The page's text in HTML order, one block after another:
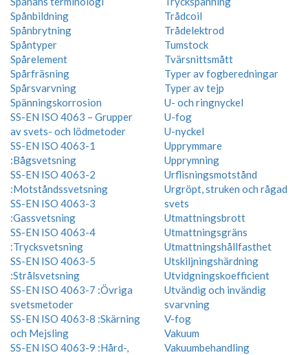
Spånbildning
Spånbrytning
Spåntyper
Spårelement
Spårfräsning
Spårsvarvning
Spänningskorrosion
SS-EN ISO 4063 – Grupper
av svets- och lödmetoder
SS-EN ISO 4063-1
:Bågsvetsning
SS-EN ISO 4063-2
:Motståndssvetsning
SS-EN ISO 4063-3
:Gassvetsning
SS-EN ISO 4063-4
:Trycksvetsning
SS-EN ISO 4063-5
:Strålsvetsning
SS-EN ISO 4063-7 :Övriga
svetsmetoder
SS-EN ISO 4063-8 :Skärning
och Mejsling
SS-EN ISO 4063-9 :Hård-,
Trådcoil
Trådelektrod
Tumstock
Tvärsnittsmått
Typer av fogberedningar
Typer av tejp
U- och ringnyckel
U-fog
U-nyckel
Upprymmare
Upprymning
Urflisningsmotstånd
Urgröpt, struken och rågad
svets
Utmattningsbrott
Utmattningsgräns
Utmattningshållfasthet
Utskiljningshärdning
Utvidgningskoefficient
Utvändig och invändig
svarvning
V-fog
Vakuum
Vakuumbehandling